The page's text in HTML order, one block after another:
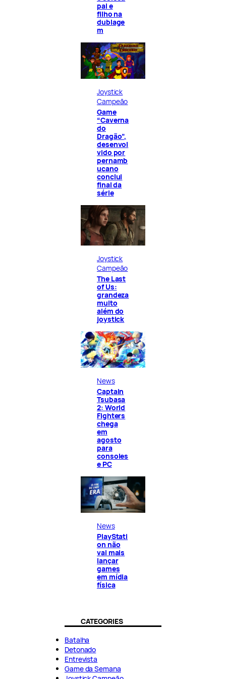
pai e
filho na
dublage
m
Joystick
Campeão
Game
“Caverna
do
Dragão”,
desenvol
vido por
pernamb
ucano
conclui
final da
série
Joystick
Campeão
The Last
of Us:
grandeza
muito
além do
joystick
News
Captain
Tsubasa
2: World
Fighters
chega
em
agosto
para
consoles
e PC
News
PlayStati
on não
vai mais
lançar
games
em mídia
física
CATEGORIES
Batalha
Detonado
Entrevista
Game da Semana